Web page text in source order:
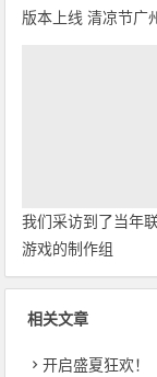
版本上线 清凉节广
我们采访到了当年
游戏的制作组
相关文章
开启盛夏狂欢！